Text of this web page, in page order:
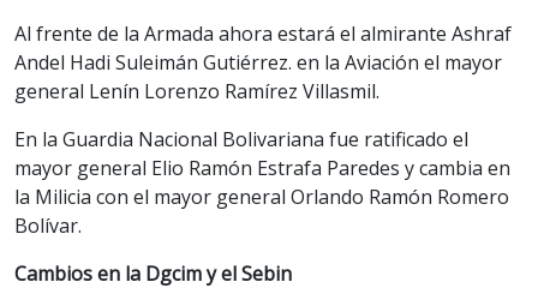
Al frente de la Armada ahora estará el almirante Ashraf
Andel Hadi Suleimán Gutiérrez. en la Aviación el mayor
general Lenín Lorenzo Ramírez Villasmil.
En la Guardia Nacional Bolivariana fue ratificado el
mayor general Elio Ramón Estrafa Paredes y cambia en
la Milicia con el mayor general Orlando Ramón Romero
Bolívar.
Cambios en la Dgcim y el Sebin